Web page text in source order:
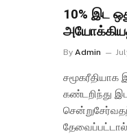
10% இட
By Admin
சமூகரீதியாக
கண்டறிந்து